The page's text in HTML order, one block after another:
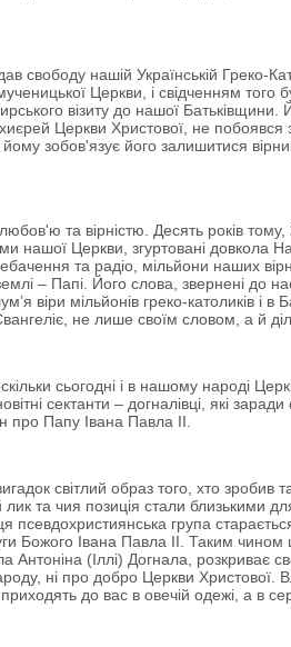
нашій Українській Греко-
Церкви, і свідченням того
візиту до нашої
Церкви Христової, не побоявся
йому зобов'язує його залишитися
та вірністю. Десять років
нашої Церкви, згуртовані довкола
та радіо, мільйони наших
– Папі. Його слова, звернені до
віри мільйонів греко-католиків і в
не лише своїм словом, а й
сьогодні і в нашому народі
сектанти – догналівці, які заради
про Папу Івана Павла II.
світлий образ того, хто зробив
та чия позиція стали близькими для
група
Божого Івана Павла II. Таким
Антоніна (Іллі) Догнала, розкриває
ні про добро Церкви Христової.
до вас в овечій одежі, а в